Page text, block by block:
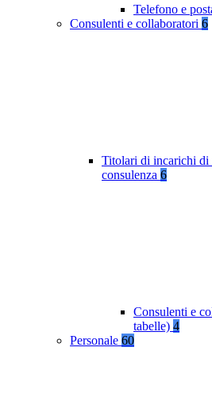
Telefono e
Consulenti e collaboratori 6
Titolari di incarichi di
consulenza 6
Consulenti e
tabelle) 4
Personale 60